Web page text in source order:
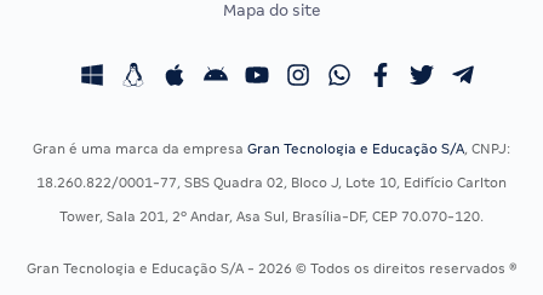
Concursos Fiscais
Concursos Saúde
Residência Multiprofissional
Calendário OAB
Mapa do site
Gran é uma marca da empresa Gran Tecnologia e Educação S/A, CNPJ:
18.260.822/0001-77, SBS Quadra 02, Bloco J, Lote 10, Edifício Carlton
Tower, Sala 201, 2º Andar, Asa Sul, Brasília-DF, CEP 70.070-120.
Gran Tecnologia e Educação S/A - 2026 © Todos os direitos reservados ®